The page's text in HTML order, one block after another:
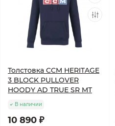
Толстовка CCM HERITAGE
3 BLOCK PULLOVER
HOODY AD TRUE SR MT
В наличии
10 890 ₽